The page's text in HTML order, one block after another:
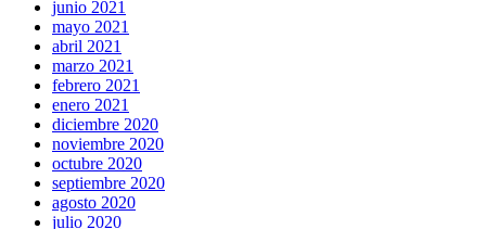
junio 2021
mayo 2021
abril 2021
marzo 2021
febrero 2021
enero 2021
diciembre 2020
noviembre 2020
octubre 2020
septiembre 2020
agosto 2020
julio 2020